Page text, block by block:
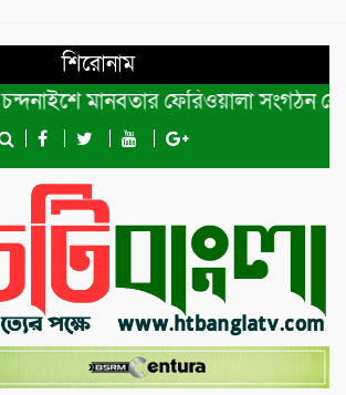
শিরোনাম
মানবতার ফেরিওয়ালা সংগঠন কেন্দ্রীয়